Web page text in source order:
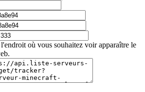
où vous souhaitez voir apparaître le